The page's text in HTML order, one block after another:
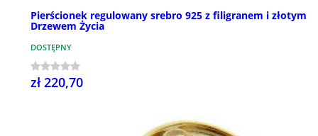
Pierścionek regulowany srebro 925 z filigranem i złotym
Drzewem Życia
DOSTĘPNY
zł 220,70